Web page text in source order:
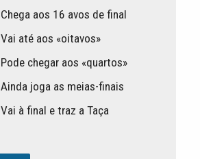
Chega aos 16 avos de final
Vai até aos «oitavos»
Pode chegar aos «quartos»
Ainda joga as meias-finais
Vai à final e traz a Taça